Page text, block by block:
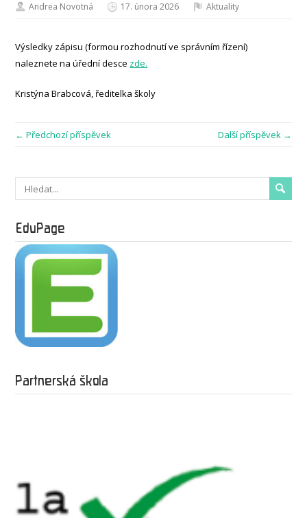
Andrea Novotná 17. února 2026 Aktuality
Výsledky zápisu (formou rozhodnutí ve správním řízení)
naleznete na úřední desce zde.
Kristýna Brabcová, ředitelka školy
← Předchozí příspěvek Další příspěvek →
EduPage
Partnerská škola